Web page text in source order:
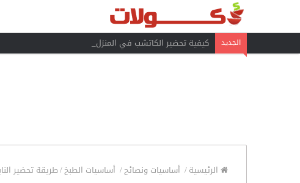
الجديد كيفية تحضير الكاتشب في المنزل
الرئيسية/ أساسيات ونصائح/ أساسيات الطبخ/طريقة تحضير